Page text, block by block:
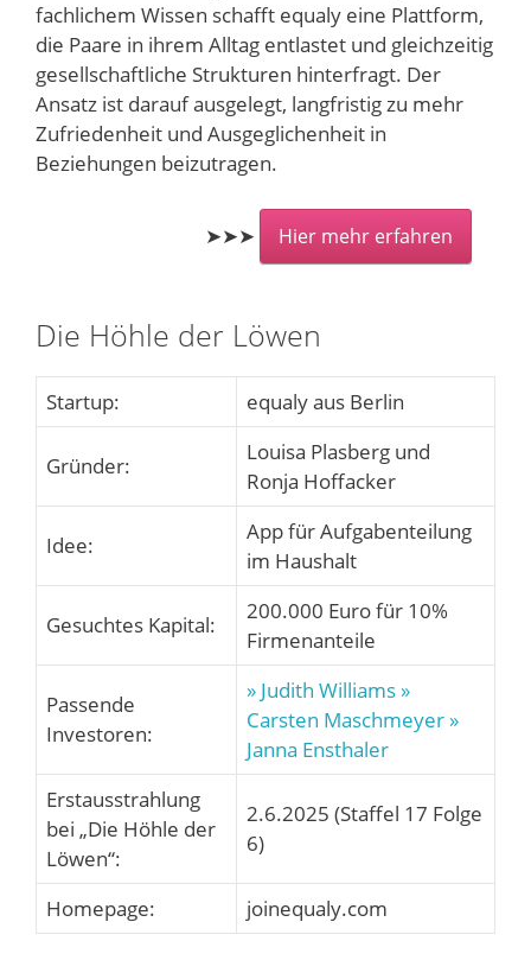
fachlichem Wissen schafft equaly eine Plattform,
die Paare in ihrem Alltag entlastet und gleichzeitig
gesellschaftliche Strukturen hinterfragt. Der
Ansatz ist darauf ausgelegt, langfristig zu mehr
Zufriedenheit und Ausgeglichenheit in
Beziehungen beizutragen.
➤➤➤ Hier mehr erfahren
Die Höhle der Löwen
Startup: equaly aus Berlin
Gründer:
Louisa Plasberg und
Ronja Hoffacker
Idee:
App für Aufgabenteilung
im Haushalt
Gesuchtes Kapital:
200.000 Euro für 10%
Firmenanteile
Passende
Investoren:
» Judith Williams »
Carsten Maschmeyer »
Janna Ensthaler
Erstausstrahlung
bei „Die Höhle der
Löwen“:
2.6.2025 (Staffel 17 Folge
6)
Homepage: joinequaly.com